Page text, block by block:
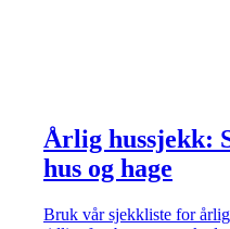
Årlig hussjekk:
hus og hage
Bruk vår sjekkliste for